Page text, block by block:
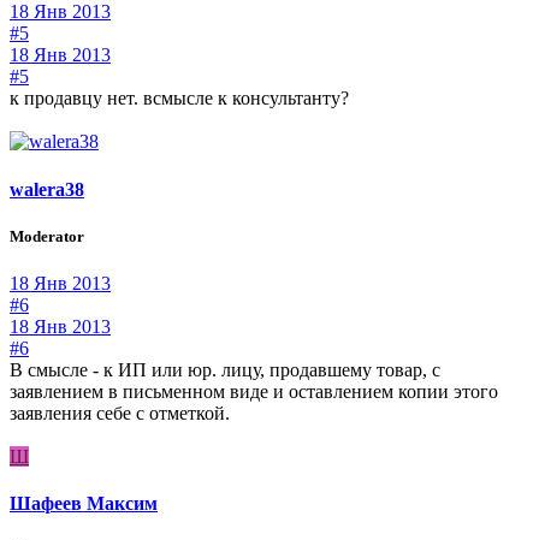
18 Янв 2013
#5
18 Янв 2013
#5
к продавцу нет. всмысле к консультанту?
walera38
Moderator
18 Янв 2013
#6
18 Янв 2013
#6
В смысле - к ИП или юр. лицу, продавшему товар, с
заявлением в письменном виде и оставлением копии этого
заявления себе с отметкой.
Ш
Шафеев Максим